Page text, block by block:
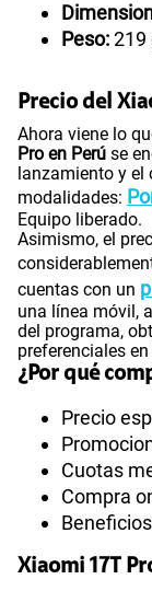
Peso:219
Precio del
Ahora viene lo
Pro en Perú se
lanzamiento y
modalidades:
Equipo liberado.
Asimismo, el
cuentas con un
una línea móvil,
del programa,
preferenciales
¿Por qué
Precio
Cuotas
Compra
Xiaomi 17T